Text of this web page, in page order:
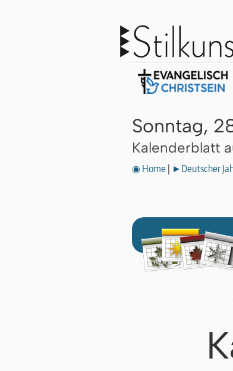
Sonntag,
Kalenderblatt
◉ Home ►Deutscher